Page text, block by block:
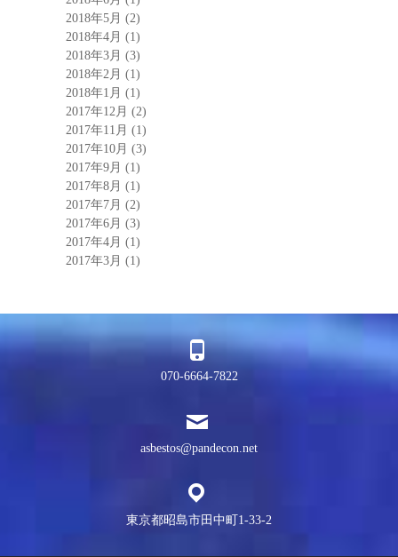
2018年5月 (2)
2018年4月 (1)
2018年3月 (3)
2018年2月 (1)
2018年1月 (1)
2017年12月 (2)
2017年11月 (1)
2017年10月 (3)
2017年9月 (1)
2017年8月 (1)
2017年7月 (2)
2017年6月 (3)
2017年4月 (1)
2017年3月 (1)
070-6664-7822
asbestos@pandecon.net
東京都昭島市田中町1-33-2